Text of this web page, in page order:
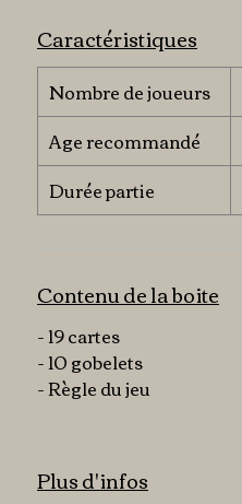
Caractéristiques
Nombre de joueurs
Age recommandé
Durée partie
Contenu de la boite
- 19 cartes
- 10 gobelets
- Règle du jeu
Plus d'infos